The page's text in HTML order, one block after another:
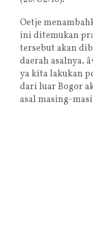
Oetje
ini ditemukan
tersebut akan
daerah asalnya.
ya kita lakukan
dari luar Bogor
asal masing-